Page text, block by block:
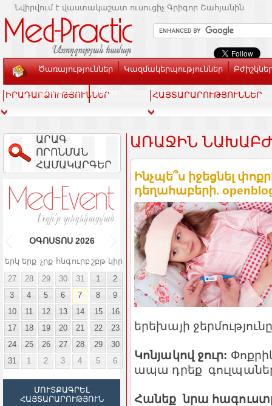
Նվիրվում է վաստակաշատ ուսուցիչ Գրիգոր Շահյանին
Ծառայություններ Կազմակերպություններ
Տեսասրահ Կապ
ԻՐԱԴԱՐՁՈՒԹՅՈՒՆՆԵՐ ՀԱՅՏԱՐԱՐՈՒԹՅՈՒՆՆԵՐ
ԱՐԱԳ
ՈՐՈՆՄԱՆ
ՀԱՄԱԿԱՐԳԵՐ
ՕԳՈՍՏՈՍ 2026
երկ երք չրք հնգուրբ շբթ կիր
27
28 29 30 31 1
2
3
4 5 6 7 8
9
10
11 12 13 14 15
16
17
18 19 20 21 22
23
24
25 26 27 28 29
30
31
1 2 3 4 5 6
ՄՈՒՏՔԱԳՐԵԼ
ՀԱՅՏԱՐԱՐՈՒԹՅՈՒՆ
ԱՌԱՋԻՆ
Ինչպե՞ս իջեցնել
դեղահաբերի.
երեխայի
Կոնյակով ջուր:
ապա դրեք
Հանեք նրա